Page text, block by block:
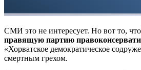
СМИ это не интересует. Но вот то, что
правящую партию
«Хорватское демократическое
смертным грехом.